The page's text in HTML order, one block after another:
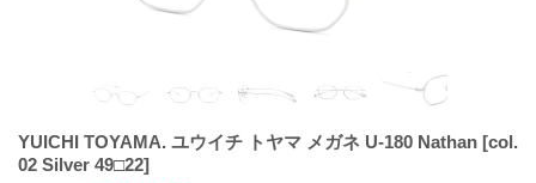
YUICHI TOYAMA. ユウイチ トヤマ メガネ U-180 Nathan [col.
02 Silver 49□22]